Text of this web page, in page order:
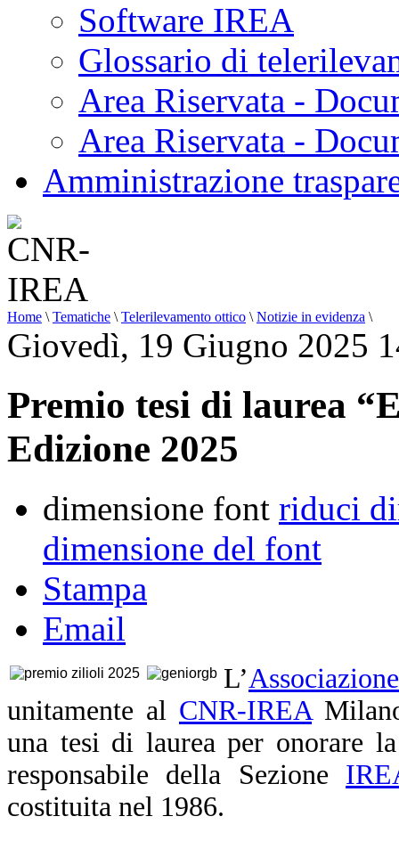
Software IREA
Glossario di
Area Riservata -
Area Riservata -
Amministrazione
Home \ Tematiche \ Telerilevamento ottico \ Notizie in evidenza \
Giovedì, 19 Giugno 2025
Premio tesi di laurea
Edizione 2025
dimensione font riduci
dimensione del font
Stampa
Email
L’
unitamente al CNR-IREA
una tesi di laurea per onorare
responsabile della Sezione
costituita nel 1986.